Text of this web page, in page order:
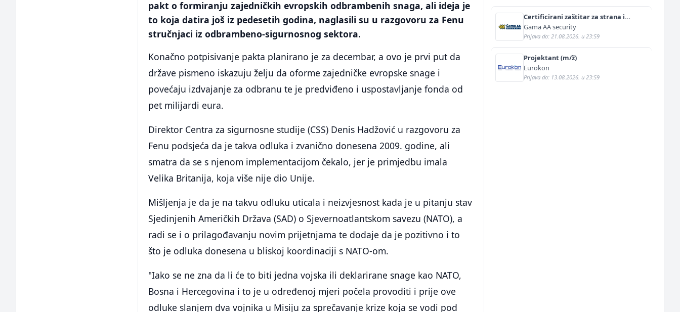
pakt o formiranju zajedničkih evropskih odbrambenih snaga, ali ideja je
to koja datira još iz pedesetih godina, naglasili su u razgovoru za Fenu
stručnjaci iz odbrambeno-sigurnosnog sektora.
Konačno potpisivanje pakta planirano je za decembar, a ovo je prvi put da
države pismeno iskazuju želju da oforme zajedničke evropske snage i
povećaju izdvajanje za odbranu te je predviđeno i uspostavljanje fonda od
pet milijardi eura.
Direktor Centra za sigurnosne studije (CSS) Denis Hadžović u razgovoru za
Fenu podsjeća da je takva odluka i zvanično donesena 2009. godine, ali
smatra da se s njenom implementacijom čekalo, jer je primjedbu imala
Velika Britanija, koja više nije dio Unije.
Mišljenja je da je na takvu odluku uticala i neizvjesnost kada je u pitanju stav
Sjedinjenih Američkih Država (SAD) o Sjevernoatlantskom savezu (NATO), a
radi se i o prilagođavanju novim prijetnjama te dodaje da je pozitivno i to
što je odluka donesena u bliskoj koordinaciji s NATO-om.
"Iako se ne zna da li će to biti jedna vojska ili deklarirane snage kao NATO,
Bosna i Hercegovina i to je u određenoj mjeri počela provoditi i prije ove
odluke slanjem dva vojnika u Misiju za sprečavanje krize koja se vodi pod
Certificirani zaštitar za strana i
diplomatska predstavništva (m/ž)
Gama AA security
Prijava do: 21.08.2026. u 23:59
Projektant (m/ž)
Eurokon
Prijava do: 13.08.2026. u 23:59